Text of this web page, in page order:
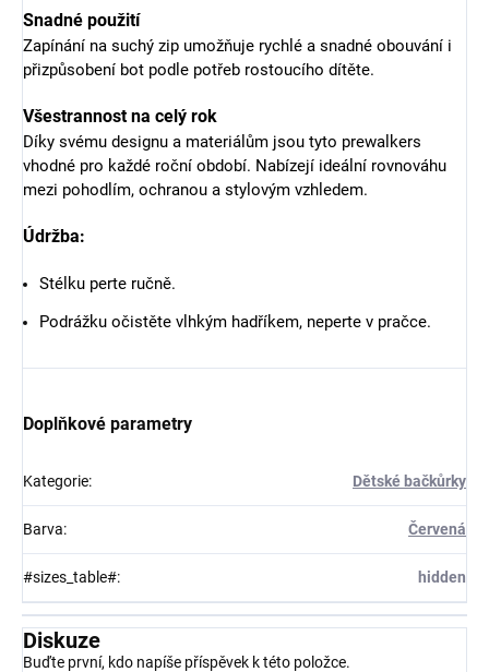
Snadné použití
Zapínání na suchý zip umožňuje rychlé a snadné obouvání i
přizpůsobení bot podle potřeb rostoucího dítěte.
Všestrannost na celý rok
Díky svému designu a materiálům jsou tyto prewalkers
vhodné pro každé roční období. Nabízejí ideální rovnováhu
mezi pohodlím, ochranou a stylovým vzhledem.
Údržba:
Stélku perte ručně.
Podrážku očistěte vlhkým hadříkem, neperte v pračce.
Doplňkové parametry
Kategorie: Dětské bačkůrky
Barva: Červená
#sizes_table#: hidden
Diskuze
Buďte první, kdo napíše příspěvek k této položce.